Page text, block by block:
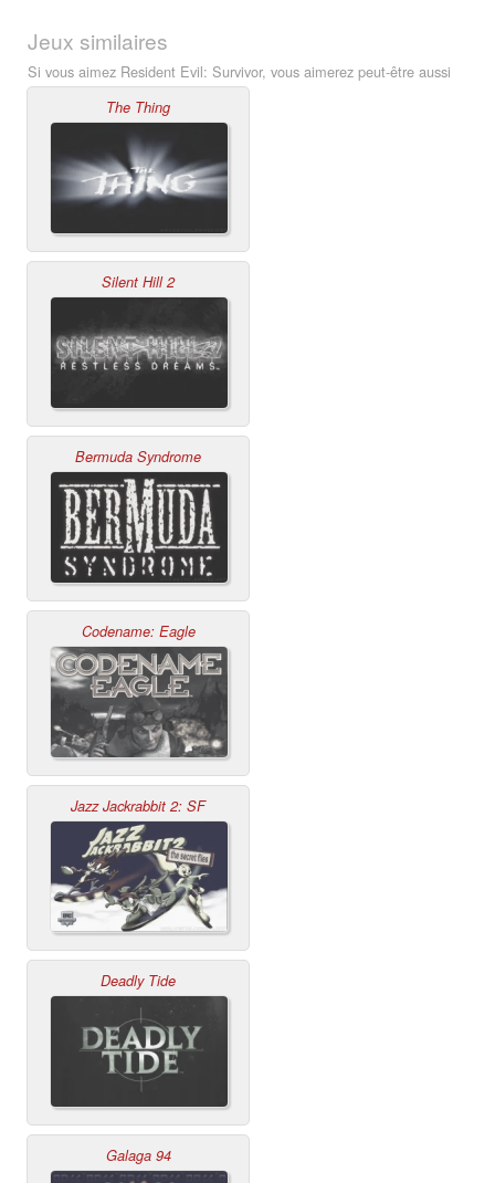
Jeux similaires
Si vous aimez Resident Evil: Survivor, vous aimerez peut-être aussi
The Thing
Silent Hill 2
Bermuda Syndrome
Codename: Eagle
Jazz Jackrabbit 2: SF
Deadly Tide
Galaga 94